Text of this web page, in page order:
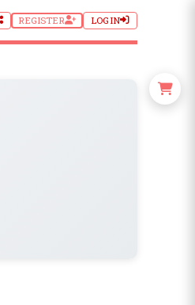
REGISTER LOGIN